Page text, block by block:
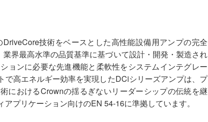
技術をベースとした高性能設備用アンプの完全
界最高水準の品質基準に基づいて設計・開発・製造され
ョンに必要な先進機能と柔軟性をシステムインテグレー
で高エネルギー効率を実現したDCiシリーズアンプは、プ
におけるCrownの揺るぎないリーダーシップの伝統を継
プリケーション向けのEN 54-16に準拠しています。